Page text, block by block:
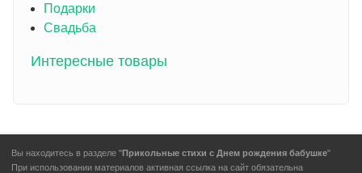
Подарки
Свадьба
Интересные товары
Вы находитесь в разделе "Прикольные стихи с Днем рождения бабушке"
При использовании материалов активная ссылка на сайт обязательна